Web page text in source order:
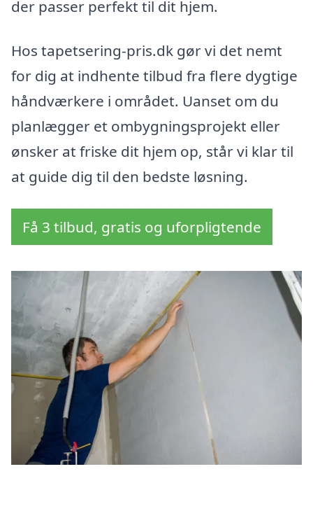
der passer perfekt til dit hjem.
Hos tapetsering-pris.dk gør vi det nemt
for dig at indhente tilbud fra flere dygtige
håndværkere i området. Uanset om du
planlægger et ombygningsprojekt eller
ønsker at friske dit hjem op, står vi klar til
at guide dig til den bedste løsning.
Få 3 tilbud, gratis og uforpligtende